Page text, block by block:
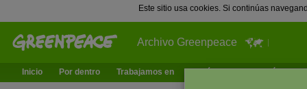
Este sitio usa cookies. Si continúas
Archivo Greenpeace
Inicio Por dentro Trabajamos en ¿Qué puedes hacer tú?